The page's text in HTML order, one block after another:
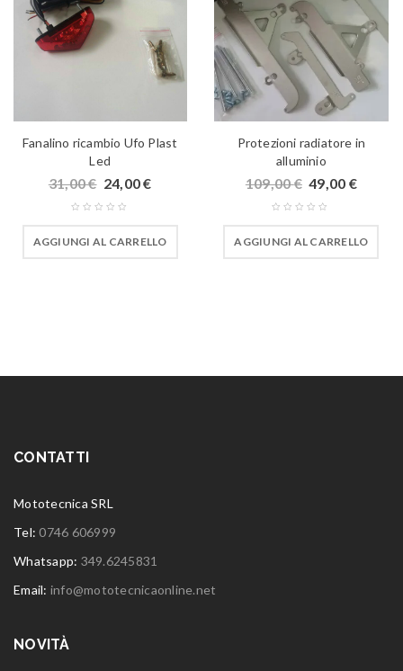
Fanalino ricambio Ufo Plast
Led
31,00€ 24,00€
AGGIUNGI AL CARRELLO
Protezioni radiatore in
alluminio
109,00€ 49,00 €
AGGIUNGI AL CARRELLO
CONTATTI
Mototecnica SRL
Tel:0746 606999
Whatsapp: 349.6245831
Email: info@mototecnicaonline.net
NOVITÀ